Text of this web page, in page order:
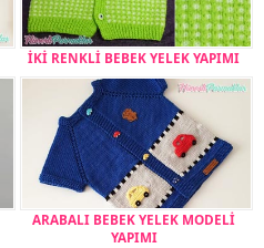
İKİ RENKLİ BEBEK YELEK YAPIMI
ARABALI BEBEK YELEK MODELİ
YAPIMI